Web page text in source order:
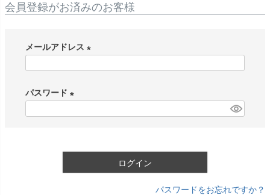
会員登録がお済みのお客様
メールアドレス
パスワード
ログイン
パスワードをお忘れですか？